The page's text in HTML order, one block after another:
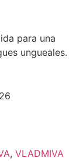
para una
ungueales.
, VLADMIVA